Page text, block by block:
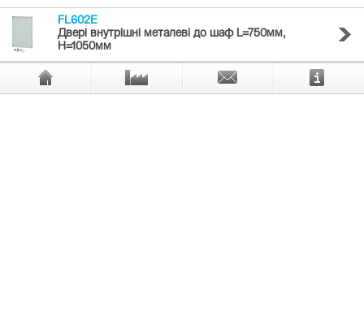
FL602E
Двері внутрішні металеві до шаф L=750мм,
H=1050мм